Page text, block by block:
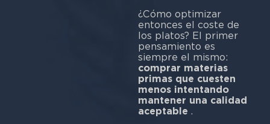
¿Cómo optimizar
entonces el coste de
los platos? El primer
pensamiento es
siempre el mismo:
comprar materias
primas que cuesten
menos intentando
mantener una calidad
aceptable .